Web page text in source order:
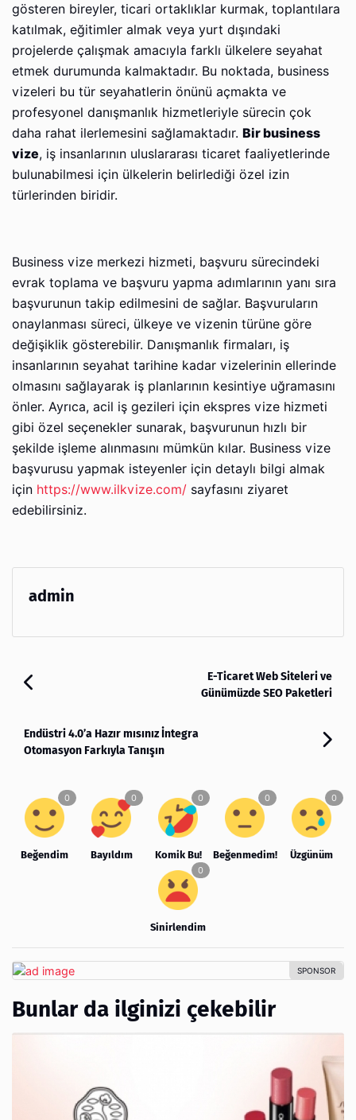
gösteren bireyler, ticari ortaklıklar kurmak, toplantılara
katılmak, eğitimler almak veya yurt dışındaki
projelerde çalışmak amacıyla farklı ülkelere seyahat
etmek durumunda kalmaktadır. Bu noktada, business
vizeleri bu tür seyahatlerin önünü açmakta ve
profesyonel danışmanlık hizmetleriyle sürecin çok
daha rahat ilerlemesini sağlamaktadır. Bir business
vize, iş insanlarının uluslararası ticaret faaliyetlerinde
bulunabilmesi için ülkelerin belirlediği özel izin
türlerinden biridir.
Business vize merkezi hizmeti, başvuru sürecindeki
evrak toplama ve başvuru yapma adımlarının yanı sıra
başvurunun takip edilmesini de sağlar. Başvuruların
onaylanması süreci, ülkeye ve vizenin türüne göre
değişiklik gösterebilir. Danışmanlık firmaları, iş
insanlarının seyahat tarihine kadar vizelerinin ellerinde
olmasını sağlayarak iş planlarının kesintiye uğramasını
önler. Ayrıca, acil iş gezileri için ekspres vize hizmeti
gibi özel seçenekler sunarak, başvurunun hızlı bir
şekilde işleme alınmasını mümkün kılar. Business vize
başvurusu yapmak isteyenler için detaylı bilgi almak
için https://www.ilkvize.com/ sayfasını ziyaret
edebilirsiniz.
admin
E-Ticaret Web Siteleri ve
Günümüzde SEO Paketleri
Endüstri 4.0’a Hazır mısınız İntegra
Otomasyon Farkıyla Tanışın
Beğendim Bayıldım Komik Bu! Beğenmedim! Üzgünüm
Sinirlendim
Bunlar da ilginizi çekebilir